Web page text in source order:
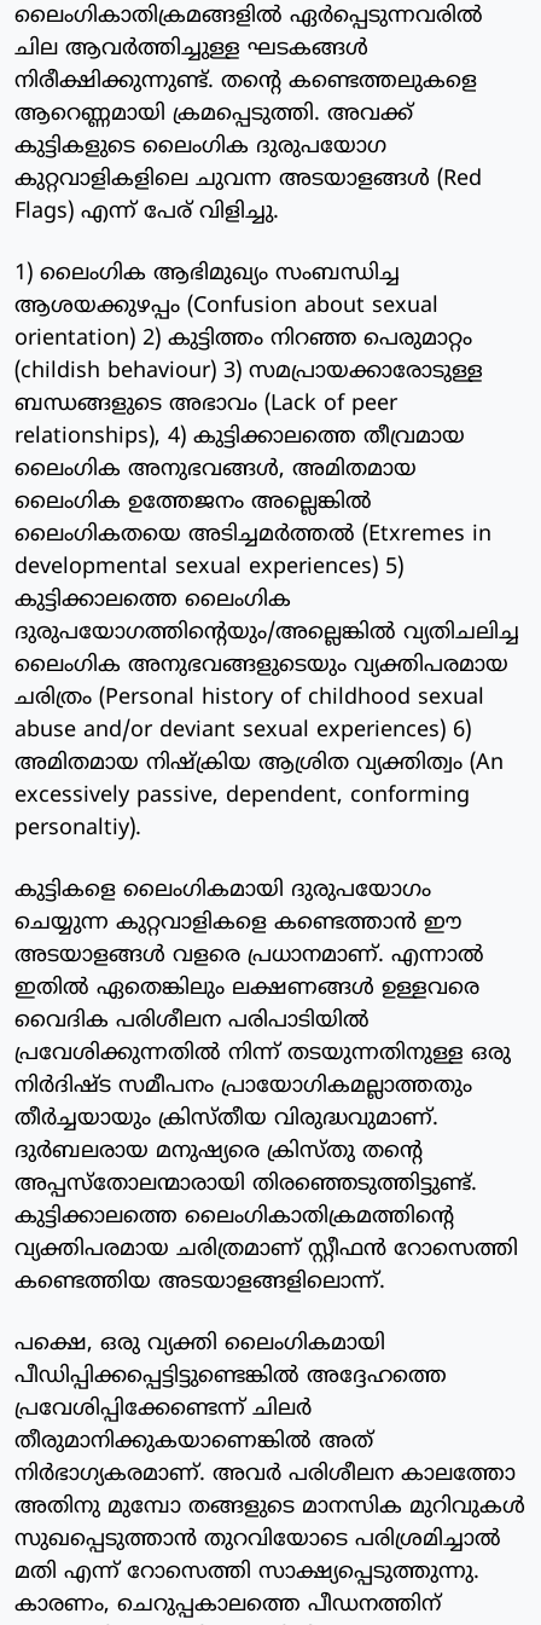
ലൈംഗികാതിക്രമങ്ങളില്‍ ഏര്‍പ്പെടുന്നവരില്‍
ചില ആവര്‍ത്തിച്ചുള്ള ഘടകങ്ങള്‍
നിരീക്ഷിക്കുന്നുണ്ട്. തന്റെ കണ്ടെത്തലുകളെ
ആറെണ്ണമായി ക്രമപ്പെടുത്തി. അവക്ക്
കുട്ടികളുടെ ലൈംഗിക ദുരുപയോഗ
കുറ്റവാളികളിലെ ചുവന്ന അടയാളങ്ങള്‍ (Red
Flags) എന്ന് പേര് വിളിച്ചു.
1) ലൈംഗിക ആഭിമുഖ്യം സംബന്ധിച്ച
ആശയക്കുഴപ്പം (Confusion about sexual
orientation) 2) കുട്ടിത്തം നിറഞ്ഞ പെരുമാറ്റം
(childish behaviour) 3) സമപ്രായക്കാരോടുള്ള
ബന്ധങ്ങളുടെ അഭാവം (Lack of peer
relationships), 4) കുട്ടിക്കാലത്തെ തീവ്രമായ
ലൈംഗിക അനുഭവങ്ങള്‍, അമിതമായ
ലൈംഗിക ഉത്തേജനം അല്ലെങ്കില്‍
ലൈംഗികതയെ അടിച്ചമര്‍ത്തല്‍ (Etxremes in
developmental sexual experiences) 5)
കുട്ടിക്കാലത്തെ ലൈംഗിക
ദുരുപയോഗത്തിന്റെയും/അല്ലെങ്കില്‍ വ്യതിചലിച്ച
ലൈംഗിക അനുഭവങ്ങളുടെയും വ്യക്തിപരമായ
ചരിത്രം (Personal history of childhood sexual
abuse and/or deviant sexual experiences) 6)
അമിതമായ നിഷ്‌ക്രിയ ആശ്രിത വ്യക്തിത്വം (An
excessively passive, dependent, conforming
personaltiy).
കുട്ടികളെ ലൈംഗികമായി ദുരുപയോഗം
ചെയ്യുന്ന കുറ്റവാളികളെ കണ്ടെത്താന്‍ ഈ
അടയാളങ്ങള്‍ വളരെ പ്രധാനമാണ്. എന്നാല്‍
ഇതില്‍ ഏതെങ്കിലും ലക്ഷണങ്ങള്‍ ഉള്ളവരെ
വൈദിക പരിശീലന പരിപാടിയില്‍
പ്രവേശിക്കുന്നതില്‍ നിന്ന് തടയുന്നതിനുള്ള ഒരു
നിര്‍ദിഷ്ട സമീപനം പ്രായോഗികമല്ലാത്തതും
തീര്‍ച്ചയായും ക്രിസ്തീയ വിരുദ്ധവുമാണ്.
ദുര്‍ബലരായ മനുഷ്യരെ ക്രിസ്തു തന്റെ
അപ്പസ്‌തോലന്മാരായി തിരഞ്ഞെടുത്തിട്ടുണ്ട്.
കുട്ടിക്കാലത്തെ ലൈംഗികാതിക്രമത്തിന്റെ
വ്യക്തിപരമായ ചരിത്രമാണ് സ്റ്റീഫന്‍ റോസെത്തി
കണ്ടെത്തിയ അടയാളങ്ങളിലൊന്ന്.
പക്ഷെ, ഒരു വ്യക്തി ലൈംഗികമായി
പീഡിപ്പിക്കപ്പെട്ടിട്ടുണ്ടെങ്കില്‍ അദ്ദേഹത്തെ
പ്രവേശിപ്പിക്കേണ്ടെന്ന് ചിലര്‍
തീരുമാനിക്കുകയാണെങ്കില്‍ അത്
നിര്‍ഭാഗ്യകരമാണ്. അവര്‍ പരിശീലന കാലത്തോ
അതിനു മുമ്പോ തങ്ങളുടെ മാനസിക മുറിവുകള്‍
സുഖപ്പെടുത്താന്‍ തുറവിയോടെ പരിശ്രമിച്ചാല്‍
മതി എന്ന് റോസെത്തി സാക്ഷ്യപ്പെടുത്തുന്നു.
കാരണം, ചെറുപ്പകാലത്തെ പീഡനത്തിന്